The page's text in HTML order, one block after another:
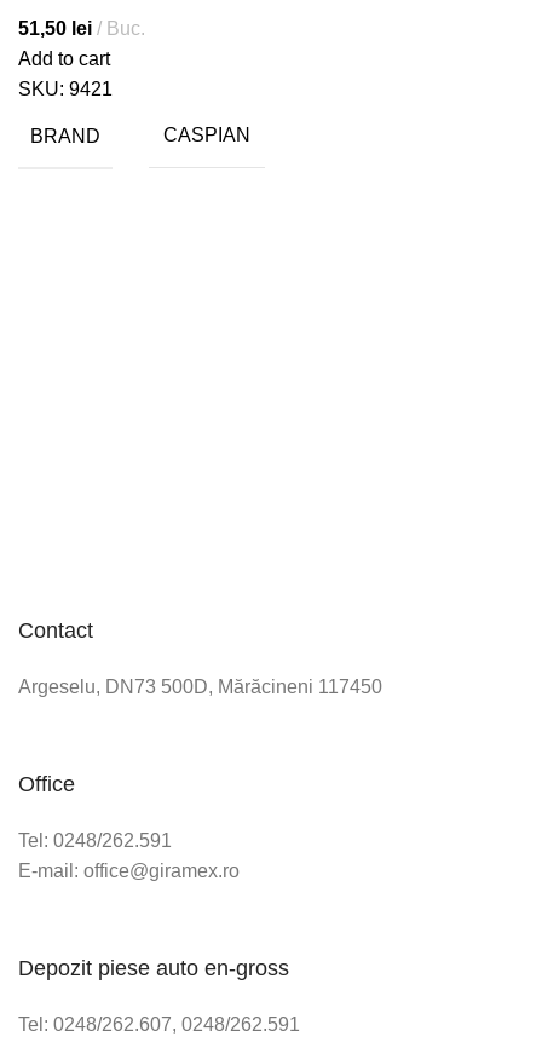
51,50 lei
Buc.
Add to cart
SKU: 9421
BRAND CASPIAN
Contact
Argeselu, DN73 500D, Mărăcineni 117450
Office
Tel: 0248/262.591
E-mail: office@giramex.ro
Depozit piese auto en-gross
Tel: 0248/262.607, 0248/262.591